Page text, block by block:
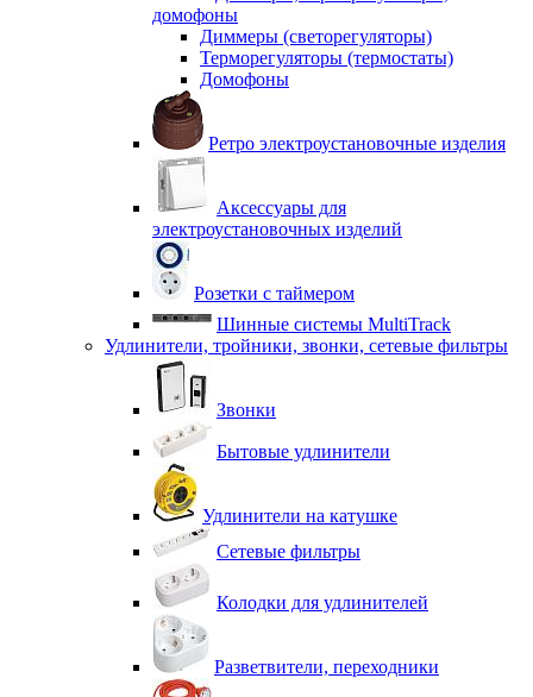
домофоны
Диммеры (светорегуляторы)
Терморегуляторы (термостаты)
Домофоны
Ретро электроустановочные изделия
Аксессуары для
электроустановочных изделий
Розетки с таймером
Шинные системы MultiTrack
Удлинители, тройники, звонки, сетевые фильтры
Звонки
Бытовые удлинители
Удлинители на катушке
Сетевые фильтры
Колодки для удлинителей
Разветвители, переходники